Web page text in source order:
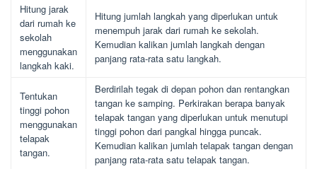
Hitung jarak
dari rumah ke
sekolah
menggunakan
langkah kaki.
Hitung jumlah langkah yang diperlukan untuk
menempuh jarak dari rumah ke sekolah.
Kemudian kalikan jumlah langkah dengan
panjang rata-rata satu langkah.
Tentukan
tinggi pohon
menggunakan
telapak
tangan.
Berdirilah tegak di depan pohon dan rentangkan
tangan ke samping. Perkirakan berapa banyak
telapak tangan yang diperlukan untuk menutupi
tinggi pohon dari pangkal hingga puncak.
Kemudian kalikan jumlah telapak tangan dengan
panjang rata-rata satu telapak tangan.